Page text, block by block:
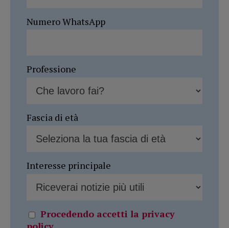
Numero WhatsApp
Professione
Fascia di età
Interesse principale
Procedendo accetti la privacy